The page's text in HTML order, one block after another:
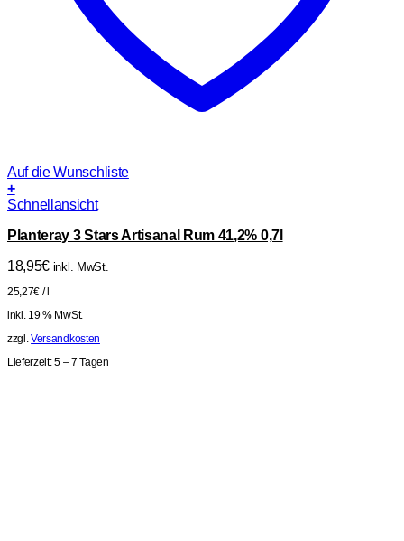
Auf die Wunschliste
+
Schnellansicht
Planteray 3 Stars Artisanal Rum 41,2% 0,7l
18,95€ inkl. MwSt.
25,27€ /
inkl. 19 % MwSt.
zzgl.Versandkosten
Lieferzeit:5 – 7 Tagen